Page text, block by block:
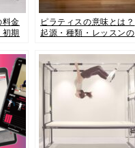
料金
期
ピラティスの意味とは？
起源・種類・レッスンの
との違いもわかる